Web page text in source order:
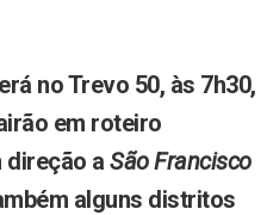
no Trevo 50, às 7h30,
em roteiro
direção a São Francisco
alguns distritos